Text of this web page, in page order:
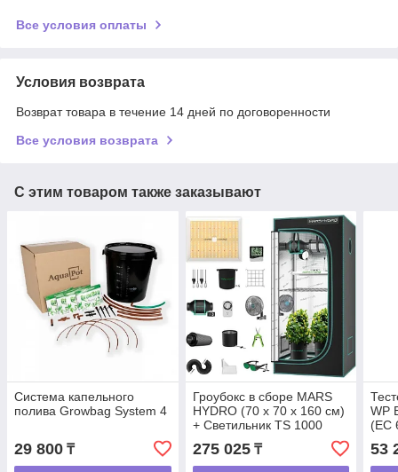
Все условия оплаты
Условия возврата
Возврат товара в течение 14 дней по договоренности
Все условия возврата
С этим товаром также заказывают
Система капельного
полива Growbag System 4
29 800 ₸
Гроубокс в сборе MARS
HYDRO (70 х 70 х 160 см)
+ Светильник TS 1000
275 025₸
WP
(EC
53